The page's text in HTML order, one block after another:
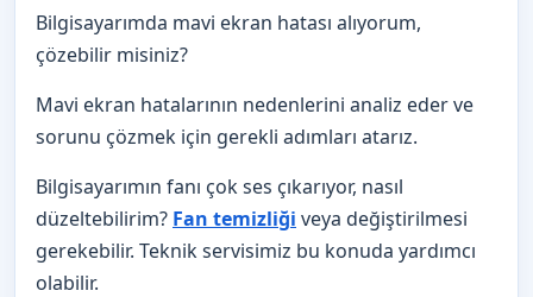
Bilgisayarımda mavi ekran hatası alıyorum,
çözebilir misiniz?
Mavi ekran hatalarının nedenlerini analiz eder ve
sorunu çözmek için gerekli adımları atarız.
Bilgisayarımın fanı çok ses çıkarıyor, nasıl
düzeltebilirim? Fan temizliği veya değiştirilmesi
gerekebilir. Teknik servisimiz bu konuda yardımcı
olabilir.